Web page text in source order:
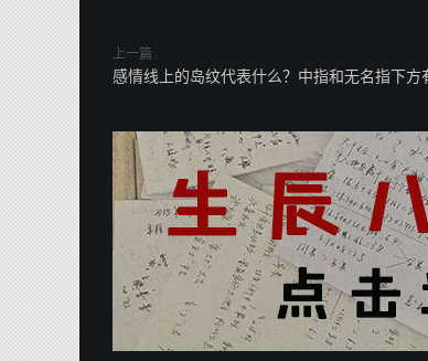
上一篇
感情线上的岛纹代表什么？中指和无名指下方